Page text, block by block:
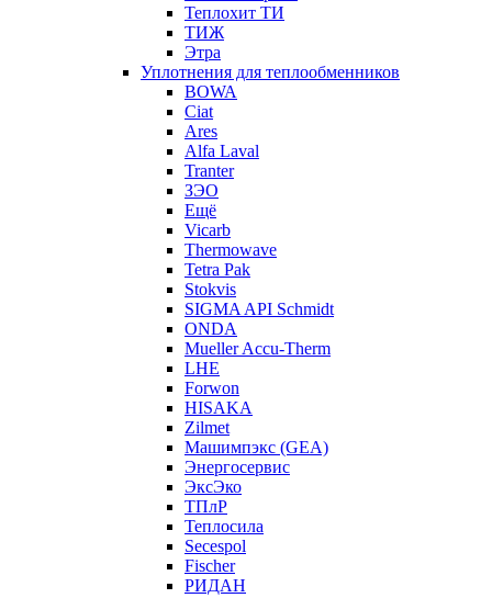
Теплохит ТИ
ТИЖ
Этра
Уплотнения для теплообменников
BOWA
Ciat
Ares
Alfa Laval
Tranter
ЗЭО
Ещё
Vicarb
Thermowave
Tetra Pak
Stokvis
SIGMA API Schmidt
ONDA
Mueller Accu-Therm
LHE
Forwon
HISAKA
Zilmet
Машимпэкс (GEA)
Энергосервис
ЭксЭко
ТПлР
Теплосила
Secespol
Fischer
РИДАН